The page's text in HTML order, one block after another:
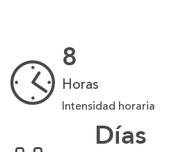
8
Horas
Intensidad horaria
Días